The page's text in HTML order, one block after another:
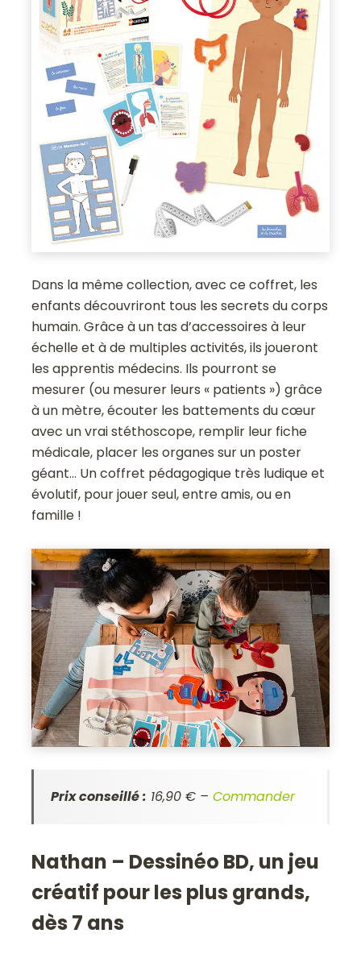
Dans la même collection, avec ce coffret, les
enfants découvriront tous les secrets du corps
humain. Grâce à un tas d’accessoires à leur
échelle et à de multiples activités, ils joueront
les apprentis médecins. Ils pourront se
mesurer (ou mesurer leurs « patients ») grâce
à un mètre, écouter les battements du cœur
avec un vrai stéthoscope, remplir leur fiche
médicale, placer les organes sur un poster
géant… Un coffret pédagogique très ludique et
évolutif, pour jouer seul, entre amis, ou en
famille !
Prix conseillé : 16,90 € –Commander
Nathan – Dessinéo BD, un jeu
créatif pour les plus grands,
dès 7 ans